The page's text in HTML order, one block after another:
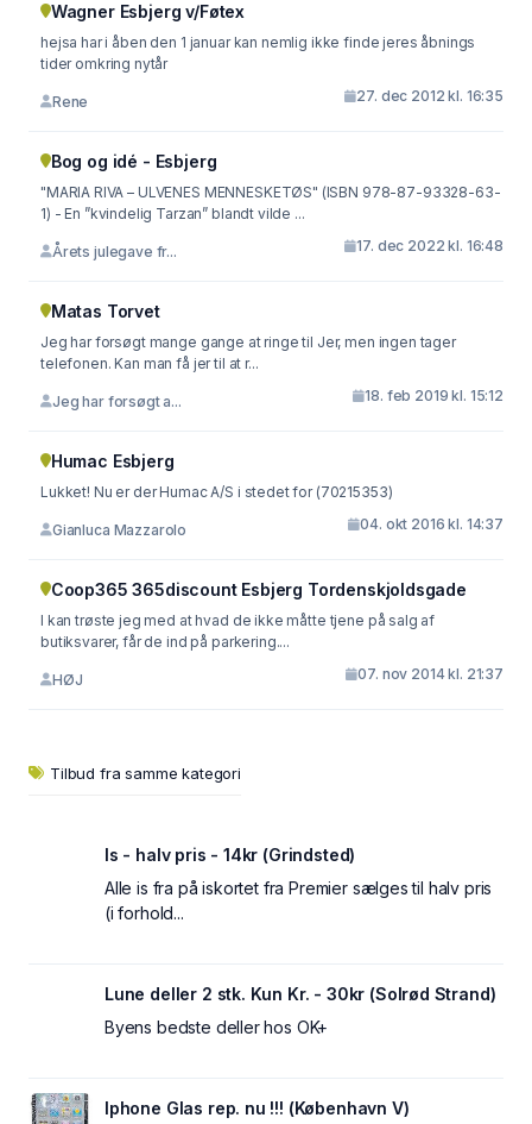
Wagner Esbjerg v/Føtex
hejsa har i åben den 1 januar kan nemlig ikke finde jeres åbnings
tider omkring nytår
Rene 27. dec 2012 kl. 16:35
Bog og idé - Esbjerg
"MARIA RIVA – ULVENES MENNESKETØS" (ISBN 978-87-93328-63-
1) - En ”kvindelig Tarzan” blandt vilde ...
Årets julegave fr... 17. dec 2022 kl. 16:48
Matas Torvet
Jeg har forsøgt mange gange at ringe til Jer, men ingen tager
telefonen. Kan man få jer til at r...
Jeg har forsøgt a... 18. feb 2019 kl. 15:12
Humac Esbjerg
Lukket! Nu er der Humac A/S i stedet for (70215353)
Gianluca Mazzarolo 04. okt 2016 kl. 14:37
Coop365 365discount Esbjerg Tordenskjoldsgade
I kan trøste jeg med at hvad de ikke måtte tjene på salg af
butiksvarer, får de ind på parkering....
HØJ 07. nov 2014 kl. 21:37
Tilbud fra samme kategori
Is - halv pris - 14kr (Grindsted)
Alle is fra på iskortet fra Premier sælges til halv pris
(i forhold...
Lune deller 2 stk. Kun Kr. - 30kr (Solrød Strand)
Byens bedste deller hos OK+
Iphone Glas rep. nu !!! (København V)